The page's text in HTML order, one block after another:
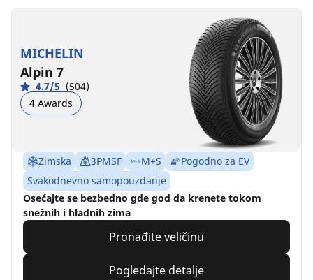
MICHELIN
Alpin 7
4.7/5 (504)
4 Awards
Zimska 3PMSF M+S
Pogodno za EV
Svakodnevno samopouzdanje
Osećajte se bezbedno gde god da krenete tokom
snežnih i hladnih zima
Pronađite veličinu
Pogledajte detalje